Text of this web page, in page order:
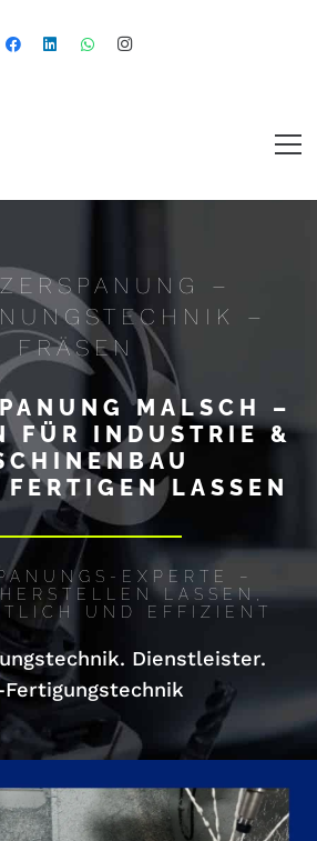
–
–
FRÄSEN
MALSCH –
FÜR INDUSTRIE &
LASSEN
EXPERTE –
LASSEN,
UND EFFIZIENT
Dienstleister.
Fertigungstechnik